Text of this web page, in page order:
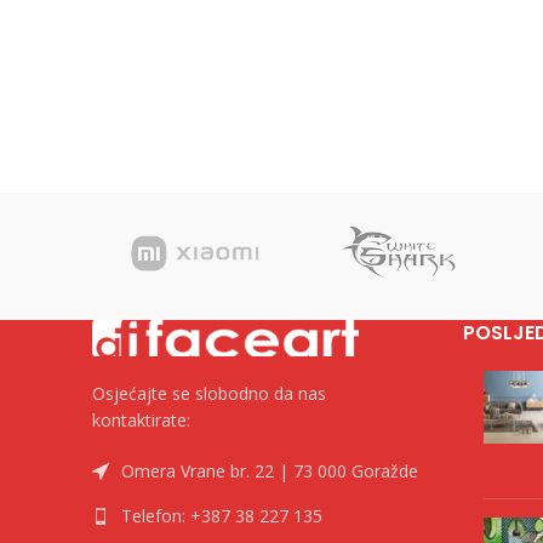
Osjećajte se slobodno da nas
kontaktirate:
Omera Vrane br. 22 | 73 000 Goražde
Telefon: +387 38 227 135